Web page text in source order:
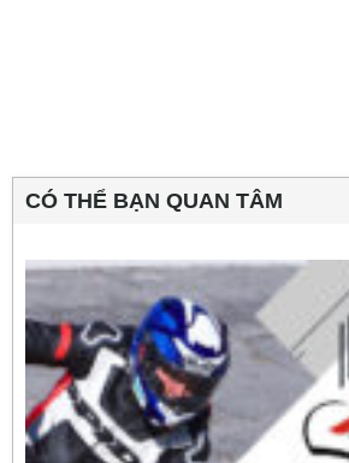
CÓ THỂ BẠN QUAN TÂM